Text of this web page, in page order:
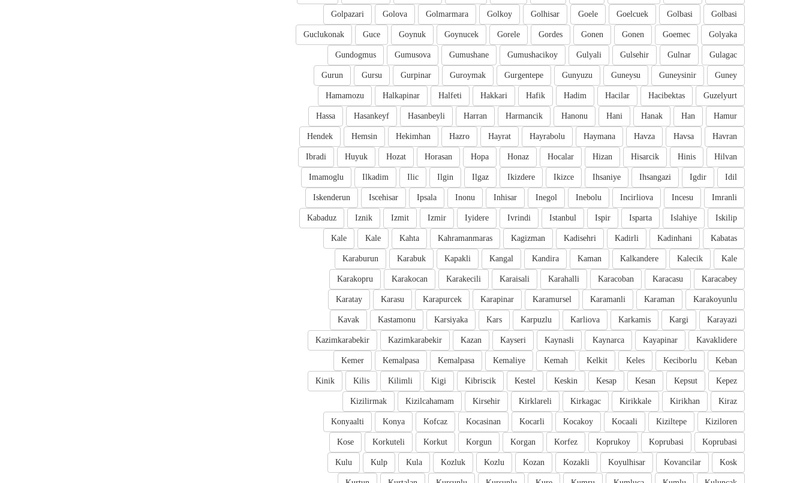
Golbasi
Golbasi
Goelcuek
Goele
Golhisar
Golkoy
Golmarmara
Golova
Golpazari
Golyaka
Goemec
Gonen
Gonen
Gordes
Gorele
Goynucek
Goynuk
Guce
Guclukonak
Gulagac
Gulnar
Gulsehir
Gulyali
Gumushacikoy
Gumushane
Gumusova
Gundogmus
Guney
Guneysinir
Guneysu
Gunyuzu
Gurgentepe
Guroymak
Gurpinar
Gursu
Gurun
Guzelyurt
Hacibektas
Hacilar
Hadim
Hafik
Hakkari
Halfeti
Halkapinar
Hamamozu
Hamur
Han
Hanak
Hani
Hanonu
Harmancik
Harran
Hasanbeyli
Hasankeyf
Hassa
Havran
Havsa
Havza
Haymana
Hayrabolu
Hayrat
Hazro
Hekimhan
Hemsin
Hendek
Hilvan
Hinis
Hisarcik
Hizan
Hocalar
Honaz
Hopa
Horasan
Hozat
Huyuk
Ibradi
Idil
Igdir
Ihsangazi
Ihsaniye
Ikizce
Ikizdere
Ilgaz
Ilgin
Ilic
Ilkadim
Imamoglu
Imranli
Incesu
Incirliova
Inebolu
Inegol
Inhisar
Inonu
Ipsala
Iscehisar
Iskenderun
Iskilip
Islahiye
Isparta
Ispir
Istanbul
Ivrindi
Iyidere
Izmir
Izmit
Iznik
Kabaduz
Kabatas
Kadinhani
Kadirli
Kadisehri
Kagizman
Kahramanmaras
Kahta
Kale
Kale
Kale
Kalecik
Kalkandere
Kaman
Kandira
Kangal
Kapakli
Karabuk
Karaburun
Karacabey
Karacasu
Karacoban
Karahalli
Karaisali
Karakecili
Karakocan
Karakopru
Karakoyunlu
Karaman
Karamanli
Karamursel
Karapinar
Karapurcek
Karasu
Karatay
Karayazi
Kargi
Karkamis
Karliova
Karpuzlu
Kars
Karsiyaka
Kastamonu
Kavak
Kavaklidere
Kayapinar
Kaynarca
Kaynasli
Kayseri
Kazan
Kazimkarabekir
Kazimkarabekir
Keban
Keciborlu
Keles
Kelkit
Kemah
Kemaliye
Kemalpasa
Kemalpasa
Kemer
Kepez
Kepsut
Kesan
Kesap
Keskin
Kestel
Kibriscik
Kigi
Kilimli
Kilis
Kinik
Kiraz
Kirikhan
Kirikkale
Kirkagac
Kirklareli
Kirsehir
Kizilcahamam
Kizilirmak
Kiziloren
Kiziltepe
Kocaali
Kocakoy
Kocarli
Kocasinan
Kofcaz
Konya
Konyaalti
Koprubasi
Koprubasi
Koprukoy
Korfez
Korgan
Korgun
Korkut
Korkuteli
Kose
Kosk
Kovancilar
Koyulhisar
Kozakli
Kozan
Kozlu
Kozluk
Kula
Kulp
Kulu